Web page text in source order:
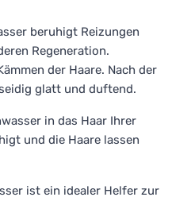
beruhigt Reizungen
Regeneration.
der Haare. Nach der
glatt und duftend.
in das Haar Ihrer
und die Haare lassen
ist ein idealer Helfer zur